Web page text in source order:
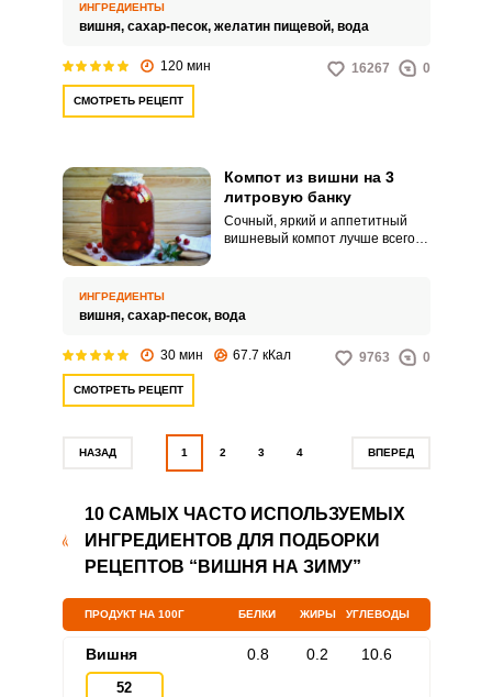
вишни придется по вкусу и
деткам, и взрослым людям.
ИНГРЕДИЕНТЫ
вишня, сахар-песок, желатин пищевой, вода
120 мин 16267 0
СМОТРЕТЬ РЕЦЕПТ
Компот из вишни на 3
литровую банку
Сочный, яркий и аппетитный
вишневый компот лучше всего
хлопот в зимнее время.
ИНГРЕДИЕНТЫ
вишня, сахар-песок, вода
30 мин 67.7 кКал 9763 0
СМОТРЕТЬ РЕЦЕПТ
НАЗАД 1 2 3 4 ВПЕРЕД
10 САМЫХ ЧАСТО ИСПОЛЬЗУЕМЫХ
ИНГРЕДИЕНТОВ ДЛЯ ПОДБОРКИ
РЕЦЕПТОВ “ВИШНЯ НА ЗИМУ”
ПРОДУКТ НА 100Г БЕЛКИ ЖИРЫ УГЛЕВОДЫ
Вишня
52
0.8 0.2 10.6